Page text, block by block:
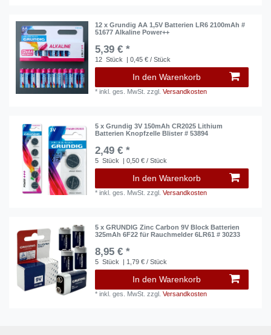
12 x Grundig AA 1,5V Batterien LR6 2100mAh #
51677 Alkaline Power++
5,39 € *
12 Stück | 0,45 € / Stück
In den Warenkorb
*inkl. ges. MwSt. zzgl.Versandkosten
5 x Grundig 3V 150mAh CR2025 Lithium
Batterien Knopfzelle Blister # 53894
2,49 € *
5 Stück | 0,50 € / Stück
In den Warenkorb
*inkl. ges. MwSt. zzgl.Versandkosten
5 x GRUNDIG Zinc Carbon 9V Block Batterien
325mAh 6F22 für Rauchmelder 6LR61 # 30233
8,95 € *
5 Stück | 1,79 € / Stück
In den Warenkorb
*inkl. ges. MwSt. zzgl.Versandkosten